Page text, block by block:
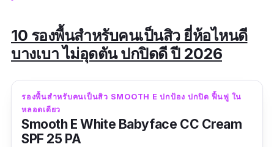
10 รองพื้นสำหรับคนเป็นสิว ยี่ห้อไหนดี
บางเบา ไม่อุดตัน ปกปิดดี ปี 2026
รองพื้นสําหรับคนเป็นสิว SMOOTH E ปกป้อง ปกปิด ฟื้นฟู ใน
หลอดเดียว
Smooth E White Babyface CC Cream
SPF 25 PA